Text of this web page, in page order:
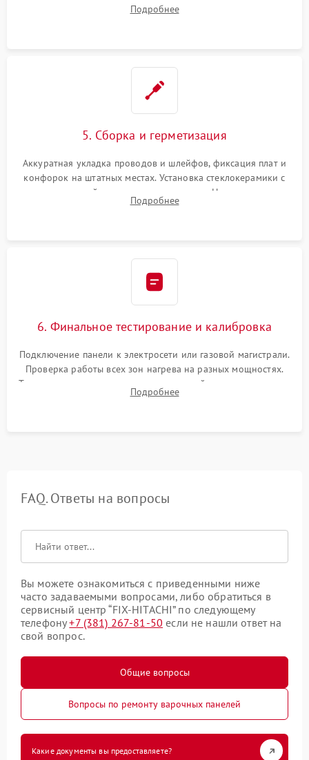
дорожек. Очистка контактов и замена поврежденной
Подробнее
5. Сборка и герметизация
Аккуратная укладка проводов и шлейфов, фиксация плат и
конфорок на штатных местах. Установка стеклокерамики с
проверкой равномерности зазоров. Нанесение
термостойкого герметика или укладка уплотнительной
Подробнее
6. Финальное тестирование и калибровка
Подключение панели к электросети или газовой магистрали.
Проверка работы всех зон нагрева на разных мощностях.
Тестирование сенсорного управления, таймера, индикаторов
остаточного тепла и систем защиты от перегрева.
Подробнее
FAQ. Ответы на вопросы
Вы можете ознакомиться с приведенными ниже
часто задаваемыми вопросами, либо обратиться в
сервисный центр “FIX-HITACHI” по следующему
телефону+7 (381) 267-81-50 если не нашли ответ на
свой вопрос.
Общие вопросы
Вопросы по ремонту варочных панелей
Какие документы вы предоставляете?